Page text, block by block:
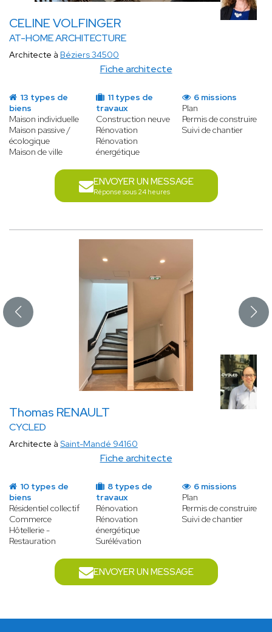
CELINE VOLFINGER
AT-HOME ARCHITECTURE
Fiche architecte
Architecte à Béziers 34500
13 types de
biens
Maison individuelle
Maison passive /
écologique
Maison de ville
11 types de
travaux
Construction neuve
Rénovation
Rénovation
énergétique
6 missions
Plan
Permis de construire
Suivi de chantier
ENVOYER UN MESSAGE
Réponse sous 24 heures
Thomas RENAULT
CYCLED
Fiche architecte
Architecte à Saint-Mandé 94160
10 types de
biens
Résidentiel collectif
Commerce
Hôtellerie -
Restauration
8 types de
travaux
Rénovation
Rénovation
énergétique
Surélévation
6 missions
Plan
Permis de construire
Suivi de chantier
ENVOYER UN MESSAGE